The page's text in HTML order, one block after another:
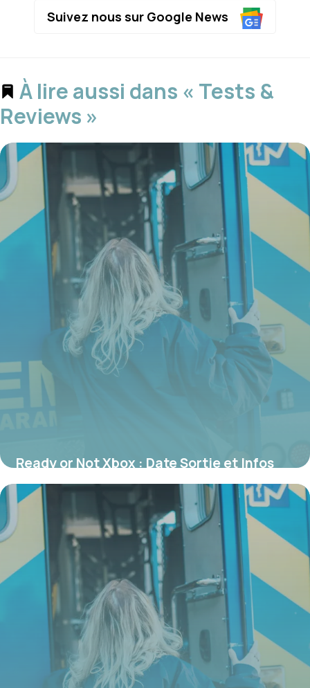
Suivez nous sur Google News
À lire aussi dans « Tests &
Reviews »
Ready or Not Xbox : Date Sortie et Infos
2026
31 mai 2026